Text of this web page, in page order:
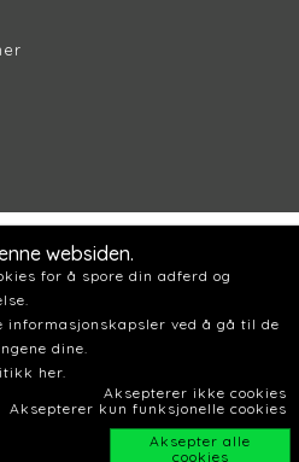
websiden.
for å spore din adferd og
informasjonskapsler ved å gå til de
dine.
her.
Aksepterer ikke cookies
Aksepterer kun funksjonelle cookies
Aksepter alle
cookies